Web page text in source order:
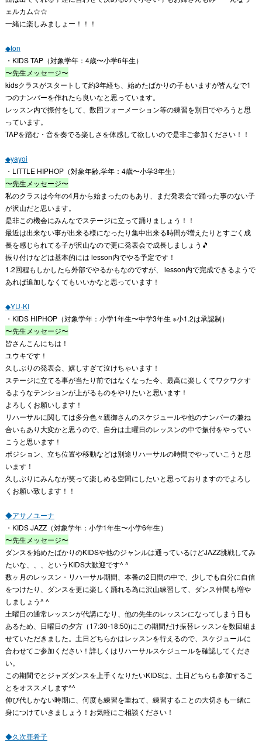
ェルカム☆☆
一緒に楽しみましょー！！！
◆ton
・KIDS TAP（対象学年：4歳〜小学6年生）
〜先生メッセージ〜
kidsクラスがスタートして約3年経ち、始めたばかりの子もいますが皆んなで1
つのナンバーを作れたら良いなと思っています。
レッスン内で振付をして、数回フォーメーション等の練習を別日でやろうと思
っています。
TAPを踏む・音を奏でる楽しさを体感して欲しいので是非ご参加ください！！
◆yayoi
・LITTLE HIPHOP（対象年齢,学年：4歳〜小学3年生）
〜先生メッセージ〜
私のクラスは今年の4月から始まったのもあり、まだ発表会で踊った事のない子
が沢山だと思います。
是非この機会にみんなでステージに立って踊りましょう！！
最近は出来ない事が出来る様になったり集中出来る時間が増えたりとすごく成
長を感じられてる子が沢山なので更に発表会で成長しましょう🎵
振り付けなどは基本的には lesson内でやる予定です！
1.2回程もしかしたら外部でやるかもなのですが、 lesson内で完成できるようで
あれば追加しなくてもいいかなと思っています！
◆YU-KI
・KIDS HIPHOP（対象学年：小学1年生〜中学3年生 ※小1.2は承認制）
〜先生メッセージ〜
皆さんこんにちは！
ユウキです！
久しぶりの発表会、嬉しすぎて泣けちゃいます！
ステージに立てる事が当たり前ではなくなった今、最高に楽しくてワクワクす
るようなテンションが上がるものをやりたいと思います！
よろしくお願いします！
リハーサルに関しては多分色々親御さんのスケジュールや他のナンバーの兼ね
合いもあり大変かと思うので、自分は土曜日のレッスンの中で振付をやってい
こうと思います！
ポジション、立ち位置や移動などは別途リハーサルの時間でやっていこうと思
います！
久しぶりにみんなが笑って楽しめる空間にしたいと思っておりますのでよろし
くお願い致します！！
◆アサノユーナ
・KIDS JAZZ（対象学年：小学1年生〜小学6年生）
〜先生メッセージ〜
ダンスを始めたばかりのKIDSや他のジャンルは通っているけどJAZZ挑戦してみ
たいな、、、というKIDS大歓迎です^ ^
数ヶ月のレッスン・リハーサル期間、本番の2日間の中で、少しでも自分に自信
をつけたり、ダンスを更に楽しく踊れる為に沢山練習して、ダンス仲間も増や
しましょう^ ^
土曜日の通常レッスンが代講になり、他の先生のレッスンになってしまう日も
あるため、日曜日の夕方（17:30-18:50)にこの期間だけ振替レッスンを数回組ま
せていただきました。土日どちらかはレッスンを行えるので、スケジュールに
合わせてご参加ください！詳しくはリハーサルスケジュールを確認してくださ
い。
この期間でとジャズダンスを上手くなりたいKIDSは、土日どちらも参加するこ
とをオススメします^^
伸び代しかない時期に、何度も練習を重ねて、練習することの大切さも一緒に
身につけていきましょう！お気軽にご相談ください！
◆久次亜希子